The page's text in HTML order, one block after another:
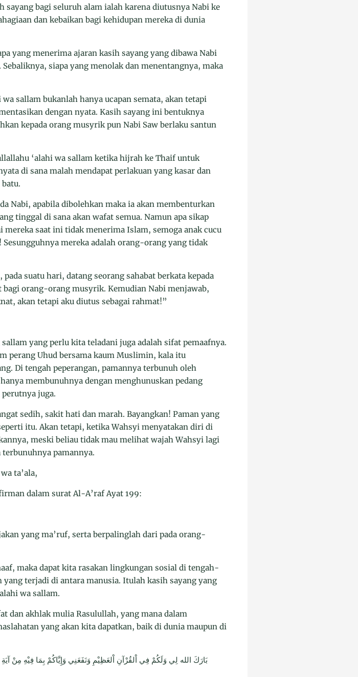
sayang bagi seluruh alam ialah karena diutusnya Nabi ke
dan kebaikan bagi kehidupan mereka di dunia
yang menerima ajaran kasih sayang yang dibawa Nabi
siapa yang menolak dan menentangnya, maka
sallam bukanlah hanya ucapan semata, akan tetapi
dengan nyata. Kasih sayang ini bentuknya
kepada orang musyrik pun Nabi Saw berlaku santun
‘alahi wa sallam ketika hijrah ke Thaif untuk
di sana malah mendapat perlakuan yang kasar dan
Nabi, apabila dibolehkan maka ia akan membenturkan
tinggal di sana akan wafat semua. Namun apa sikap
mereka saat ini tidak menerima Islam, semoga anak cucu
mereka adalah orang-orang yang tidak
suatu hari, datang seorang sahabat berkata kepada
orang-orang musyrik. Kemudian Nabi menjawab,
akan tetapi aku diutus sebagai rahmat!”
yang perlu kita teladani juga adalah sifat pemaafnya.
perang Uhud bersama kaum Muslimin, kala itu
Di tengah peperangan, pamannya terbunuh oleh
membunuhnya dengan menghunuskan pedang
juga.
sedih, sakit hati dan marah. Bayangkan! Paman yang
itu. Akan tetapi, ketika Wahsyi menyatakan diri di
meski beliau tidak mau melihat wajah Wahsyi lagi
pamannya.
ta’ala,
dalam surat Al-A’raf Ayat 199:
yang ma’ruf, serta berpalinglah dari pada orang-
maka dapat kita rasakan lingkungan sosial di tengah-
terjadi di antara manusia. Itulah kasih sayang yang
wa sallam.
dan akhlak mulia Rasulullah, yang mana dalam
yang akan kita dapatkan, baik di dunia maupun di
بَارَكَ الله لِي وَلَكُمْ فِي اْلقُرْآنِ اْلعَظِيْمِ وَنَفَعَنِي وَإِيَّاكُمْ بِمَا فِيْهِ مِنْ